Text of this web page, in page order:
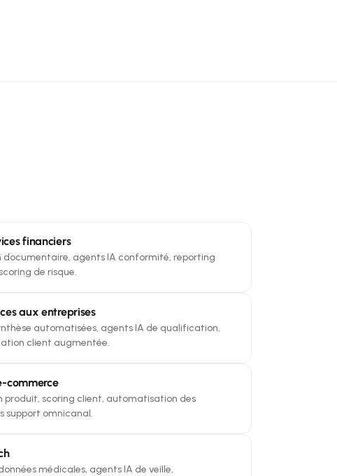
financiers
agents IA conformité, reporting
de risque.
aux entreprises
automatisées, agents IA de qualification,
client augmentée.
commerce
produit, scoring client, automatisation des
support omnicanal.
médicales, agents IA de veille,